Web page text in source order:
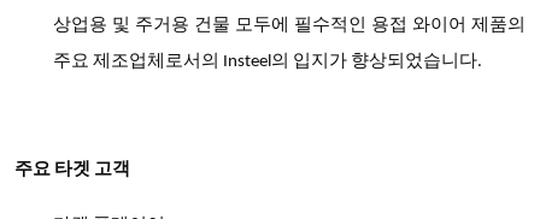
상업용 및 주거용 건물 모두에 필수적인 용접 와이어 제품의
주요 제조업체로서의 Insteel의 입지가 향상되었습니다.
주요 타겟 고객